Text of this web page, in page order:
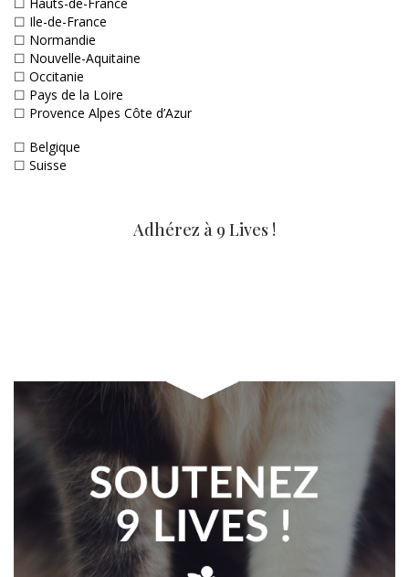
☐ Ile-de-France
☐ Normandie
☐ Nouvelle-Aquitaine
☐ Occitanie
☐ Pays de la Loire
☐ Provence Alpes Côte d’Azur
☐ Belgique
☐ Suisse
Adhérez à 9 Lives !